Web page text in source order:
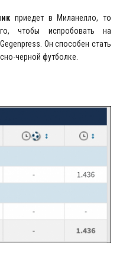
приедет в Миланелло, то
чтобы испробовать на
Он способен стать
черной футболке.